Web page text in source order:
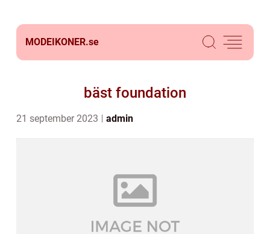
MODEIKONER.se
bäst foundation
21 september 2023 admin